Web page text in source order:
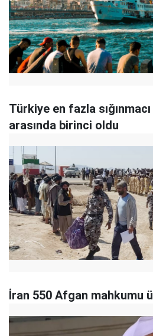
Türkiye en fazla
arasında birinci oldu
İran 550 Afgan mahkumu